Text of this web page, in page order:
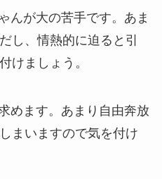
んが大の苦手です。あま
し、情熱的に迫ると引
けましょう。
めます。あまり自由奔放
まいますので気を付け